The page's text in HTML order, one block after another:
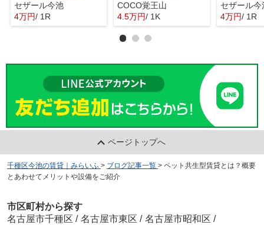
セザール今池
4万円/ 1R
COCO覚王山
4.5万円/ 1K
セザール今
4万円/ 1R
ページトップへ
千種区今池の賃貸｜みらいふ > ブログ記事一覧 > ペット共生型賃貸とは？概要
とあわせてメリットや設備をご紹介
市区町村から探す
名古屋市千種区 / 名古屋市東区 / 名古屋市昭和区 /